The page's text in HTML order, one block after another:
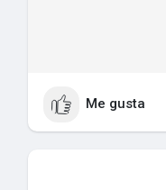
Me gusta